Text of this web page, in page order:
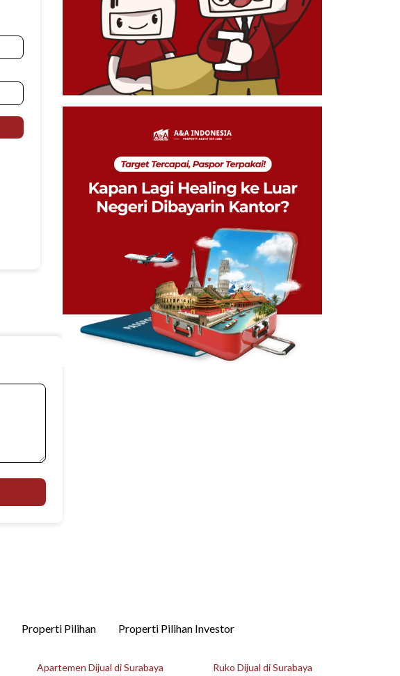
Properti Pilihan Properti Pilihan Investor
Apartemen Dijual di Surabaya
Ruko Dijual di Surabaya